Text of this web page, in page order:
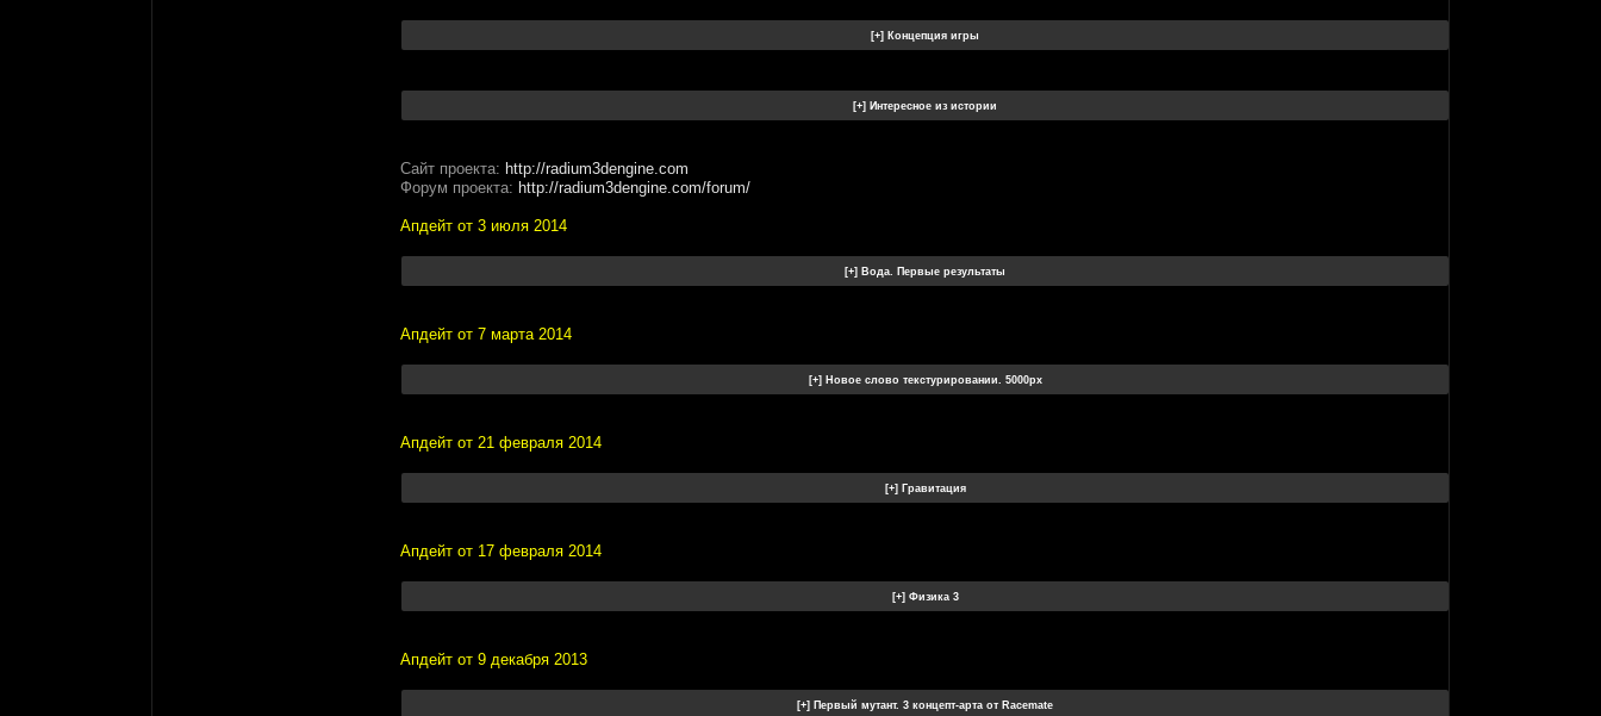
Сайт проекта: http://radium3dengine.com
Форум проекта: http://radium3dengine.com/forum/
Апдейт от 3 июля 2014
Апдейт от 7 марта 2014
Апдейт от 21 февраля 2014
Апдейт от 17 февраля 2014
Апдейт от 9 декабря 2013